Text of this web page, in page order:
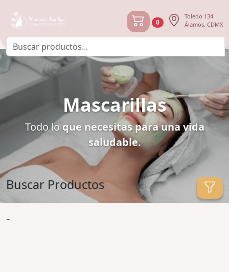
0
Toledo 134
Álamos, CDMX
Mascarillas
Todo lo que necesitas para una vida
saludable.
Buscar Productos
-